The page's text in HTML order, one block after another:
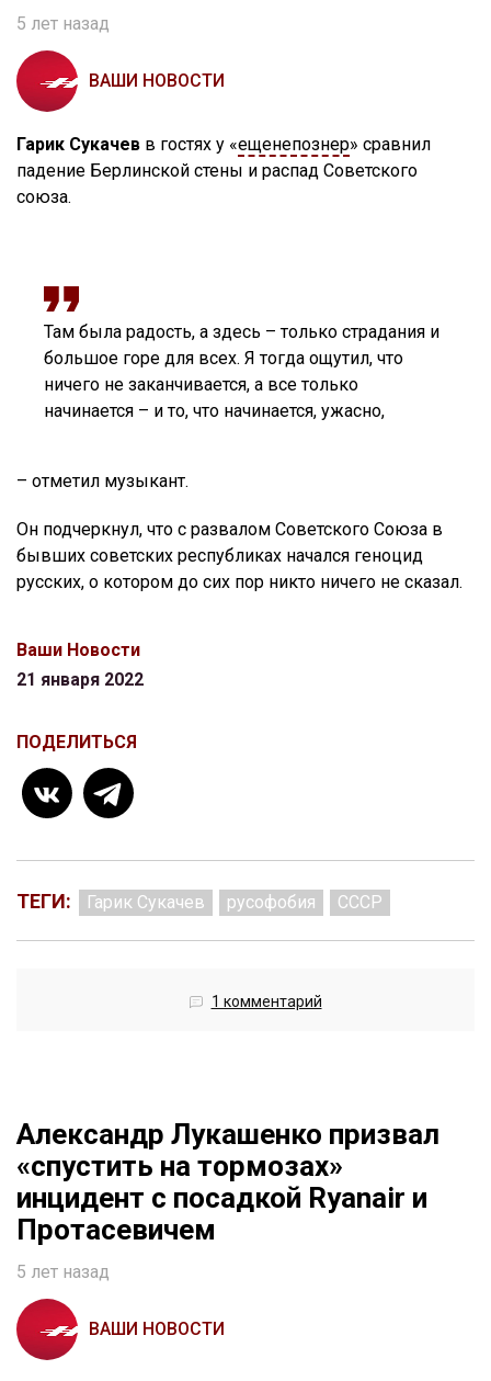
5 лет назад
ВАШИ НОВОСТИ
Гарик Сукачев в гостях у «ещенепознер» сравнил
падение Берлинской стены и распад Советского
союза.
Там была радость, а здесь – только страдания и
большое горе для всех. Я тогда ощутил, что
ничего не заканчивается, а все только
начинается – и то, что начинается, ужасно,
– отметил музыкант.
Он подчеркнул, что с развалом Советского Союза в
бывших советских республиках начался геноцид
русских, о котором до сих пор никто ничего не сказал.
Ваши Новости
21 января 2022
ПОДЕЛИТЬСЯ
ТЕГИ: Гарик Сукачев русофобия СССР
1 комментарий
Александр Лукашенко призвал
«спустить на тормозах»
инцидент с посадкой Ryanair и
Протасевичем
5 лет назад
ВАШИ НОВОСТИ